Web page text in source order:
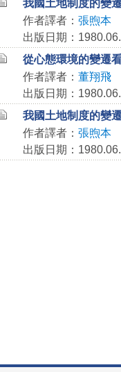
我國土地制度的變
作者譯者： 張煦本
出版日期：
從心態環境的變遷
作者譯者： 董翔飛
出版日期：
我國土地制度的變
作者譯者： 張煦本
出版日期：